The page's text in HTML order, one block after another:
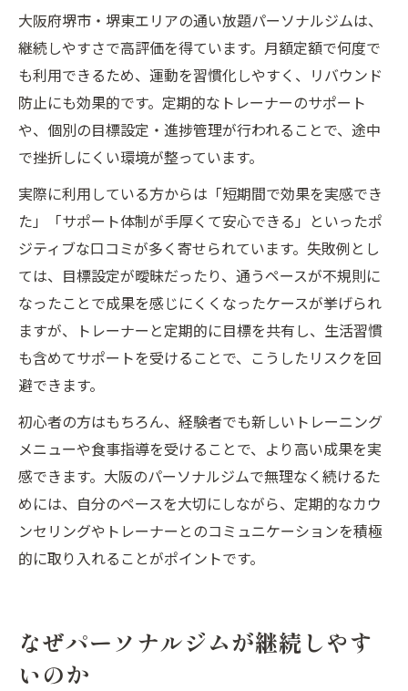
大阪府堺市・堺東エリアの通い放題パーソナルジムは、
継続しやすさで高評価を得ています。月額定額で何度で
も利用できるため、運動を習慣化しやすく、リバウンド
防止にも効果的です。定期的なトレーナーのサポート
や、個別の目標設定・進捗管理が行われることで、途中
で挫折しにくい環境が整っています。
実際に利用している方からは「短期間で効果を実感でき
た」「サポート体制が手厚くて安心できる」といったポ
ジティブな口コミが多く寄せられています。失敗例とし
ては、目標設定が曖昧だったり、通うペースが不規則に
なったことで成果を感じにくくなったケースが挙げられ
ますが、トレーナーと定期的に目標を共有し、生活習慣
も含めてサポートを受けることで、こうしたリスクを回
避できます。
初心者の方はもちろん、経験者でも新しいトレーニング
メニューや食事指導を受けることで、より高い成果を実
感できます。大阪のパーソナルジムで無理なく続けるた
めには、自分のペースを大切にしながら、定期的なカウ
ンセリングやトレーナーとのコミュニケーションを積極
的に取り入れることがポイントです。
なぜパーソナルジムが継続しやす
いのか